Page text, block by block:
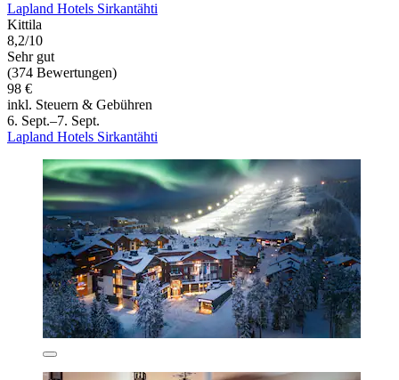
Lapland Hotels Sirkantähti
Kittila
8,2/10
Sehr gut
(374 Bewertungen)
98 €
inkl. Steuern & Gebühren
6. Sept.–7. Sept.
Lapland Hotels Sirkantähti